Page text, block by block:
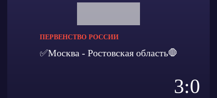
ПЕРВЕНСТВО РОССИИ
✅Москва - Ростовская область🛑
3:0